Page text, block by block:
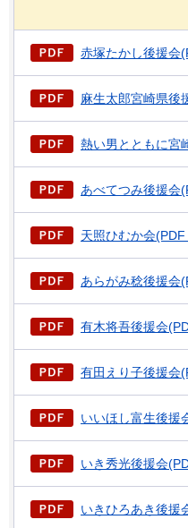
赤塚たかし後援会
麻生太郎宮崎県後
熱い男とともに宮
あべてつみ後援会
天照ひむか会
あらがみ稔後援会
有木将吾後援会
有田えり子後援会
いいほし富生後援
いき秀光後援会
いきひろあき後援